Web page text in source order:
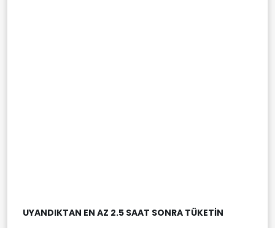
UYANDIKTAN EN AZ 2.5 SAAT SONRA TÜKETİN